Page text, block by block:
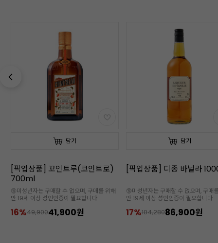
담기
[픽업상품] 꼬인트루(코인트로)
700ml
🔞미성년자는 구매할 수 없으며, 구매를 위해
만 19세 이상 성인인증이 필요합니다.
16%49,90041,900원
담기
[픽업상품] 디종 바닐라
🔞미성년자는 구매할 수 없으며, 구매
만 19세 이상 성인인증이 필요합니다.
17%104,28086,900원